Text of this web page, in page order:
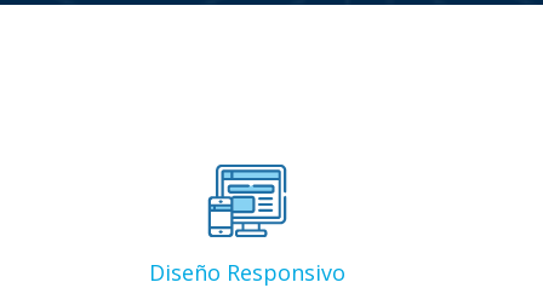
Diseño Responsivo